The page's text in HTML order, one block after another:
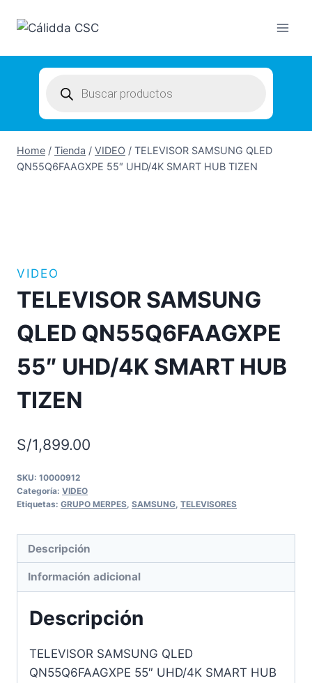
search
Home / Tienda / VIDEO / TELEVISOR SAMSUNG QLED
QN55Q6FAAGXPE 55″ UHD/4K SMART HUB TIZEN
VIDEO
TELEVISOR SAMSUNG
QLED QN55Q6FAAGXPE
55″ UHD/4K SMART HUB
TIZEN
S/1,899.00
SKU: 10000912
Categoría: VIDEO
Etiquetas: GRUPO MERPES SAMSUNG TELEVISORES
Descripción
Información adicional
Descripción
TELEVISOR SAMSUNG QLED
QN55Q6FAAGXPE 55″ UHD/4K SMART HUB